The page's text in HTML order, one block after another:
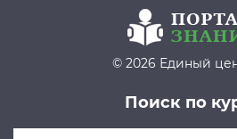
© 2026 Единый
Поиск по